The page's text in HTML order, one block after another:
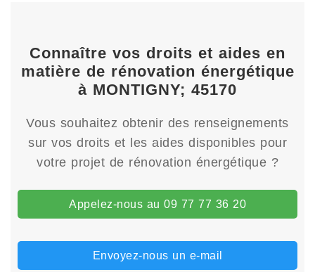
Connaître vos droits et aides en
matière de rénovation énergétique
à MONTIGNY; 45170
Vous souhaitez obtenir des renseignements
sur vos droits et les aides disponibles pour
votre projet de rénovation énergétique ?
Appelez-nous au 09 77 77 36 20
Envoyez-nous un e-mail